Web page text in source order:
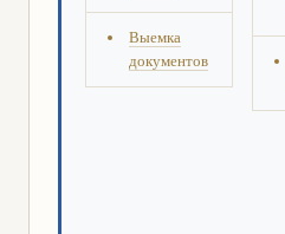
Выемка
документов